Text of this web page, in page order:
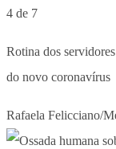
4 de 7
Rotina dos
do novo coronavírus
Rafaela Felicciano/